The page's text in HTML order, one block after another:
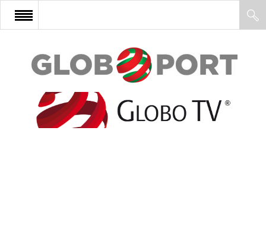
FŐOLDAL
AFRIKA